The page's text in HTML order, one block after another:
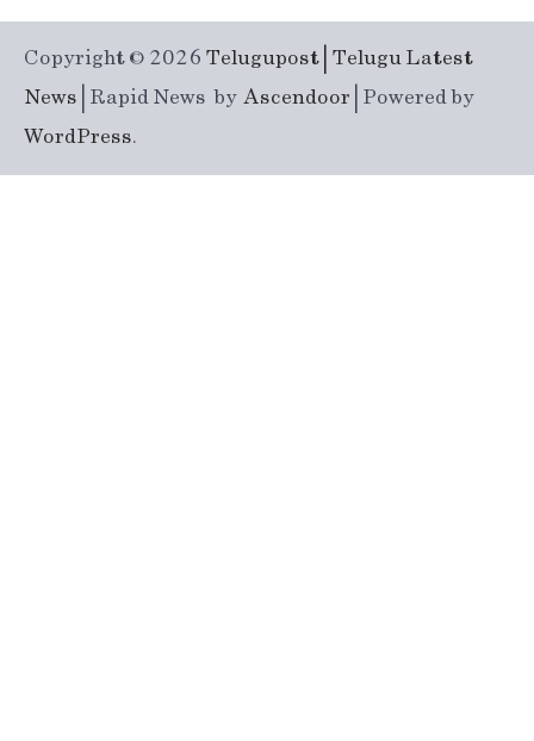
Copyright © 2026 Telugupost | Telugu Latest
News | Rapid News byAscendoor | Powered by
WordPress.